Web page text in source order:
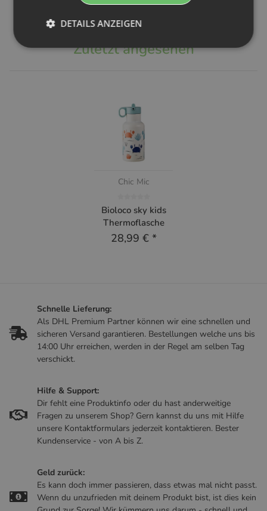
Zuletzt angesehen
Chic Mic
Bioloco sky kids
Thermoflasche
28,99 € *
Schnelle Lieferung:
Als DHL Premium Partner können wir eine schnellen und
sicheren Versand garantieren. Bestellungen welche uns bis
14:00 Uhr erreichen, werden in der Regel am selben Tag
verschickt.
Hilfe & Support:
Dir fehlt eine Produktinfo oder du hast anderweitige
Fragen zu unserem Shop? Gern kannst du uns mit Hilfe
unsere Kontaktformulars jederzeit kontaktieren. Bester
Kundenservice - von A bis Z.
Geld zurück:
Es kann doch immer passieren, dass etwas mal nicht passt.
Wenn du unzufrieden mit deinem Produkt bist, ist dies kein
DETAILS ANZEIGEN